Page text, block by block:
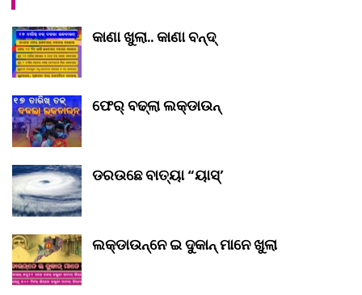
କାଣା ଖୁଲା.. କାଣା ବନ୍ଦ୍‌
ଫେର୍ ବଢ୍‌ଲା ଲକ୍‌ଡାଉନ୍‌
ଡରଉଛେ ବାତ୍ୟା “ୟାସ୍‌’
ଲକ୍‌ଡାଉନ୍‌ନେ ଇ ଦୁକାନ୍ ମାନେ ଖୁଲା